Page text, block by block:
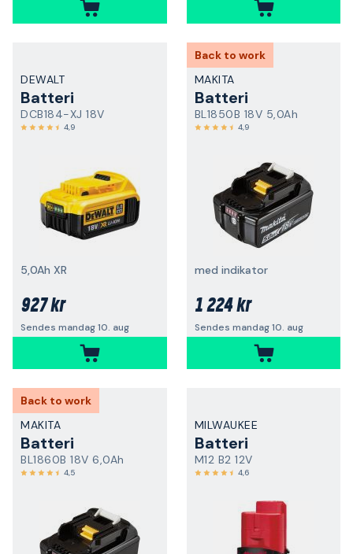
DEWALT
Batteri
DCB184-XJ 18V
4,9
5,0Ah XR
927 kr
Sendes mandag 10. aug
Back to work
MAKITA
Batteri
BL1850B 18V 5,0Ah
4,9
med indikator
1 224 kr
Sendes mandag 10. aug
Back to work
MAKITA
Batteri
BL1860B 18V 6,0Ah
4,5
MILWAUKEE
Batteri
M12 B2 12V
4,6